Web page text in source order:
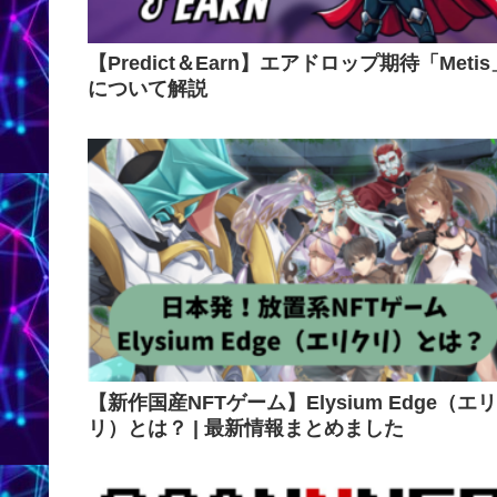
【Predict＆Earn】エアドロップ期待「Metis
について解説
【新作国産NFTゲーム】Elysium Edge（エ
リ）とは？ | 最新情報まとめました